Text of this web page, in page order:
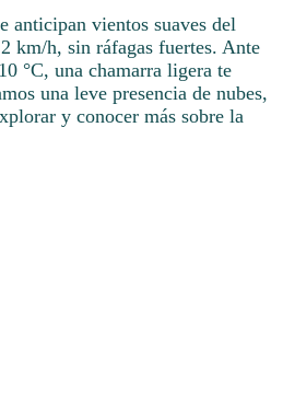
anticipan vientos suaves del
km/h, sin ráfagas fuertes. Ante
°C, una chamarra ligera te
una leve presencia de nubes,
y conocer más sobre la